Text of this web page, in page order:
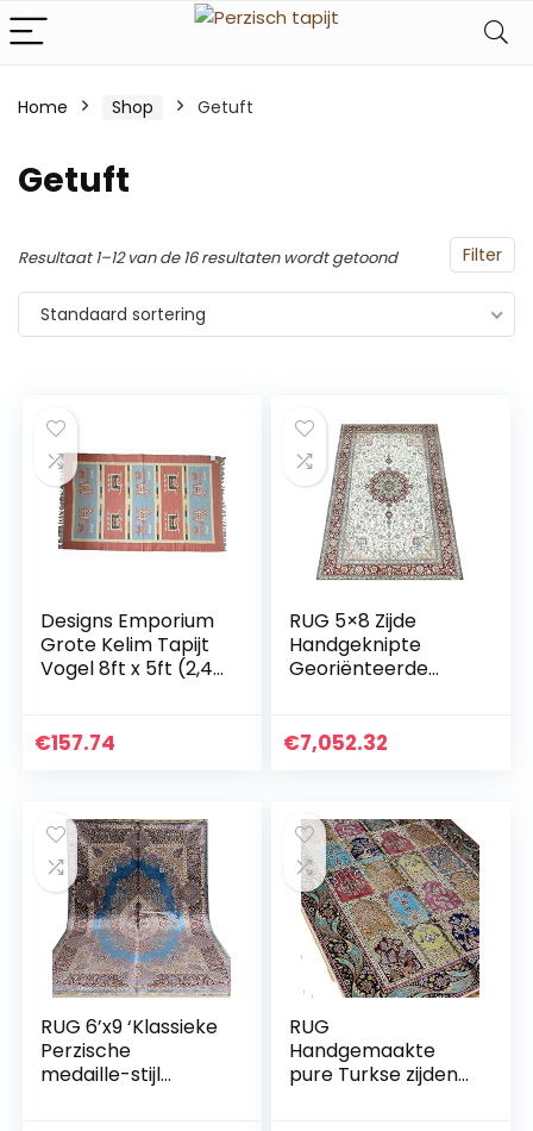
Home Shop Getuft
Getuft
Filter
Resultaat 1–12 van de 16 resultaten wordt getoond
Standaard sortering
Designs Emporium
Grote Kelim Tapijt
Vogel 8ft x 5ft (2,4
Traditionele
€157.74
RUG 5×8 Zijde
Handgeknipte
Georiënteerde
Hand Tufted Silk
€7,052.32
RUG 6’x9 ‘Klassieke
Perzische
medaille-stijl
RUG
Handgemaakte
pure Turkse zijden